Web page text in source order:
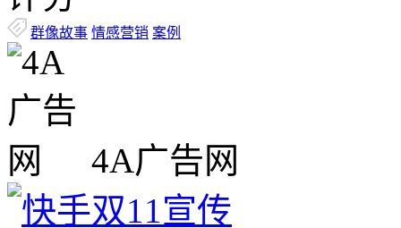
群像故事 情感营销 案例
4A广告网